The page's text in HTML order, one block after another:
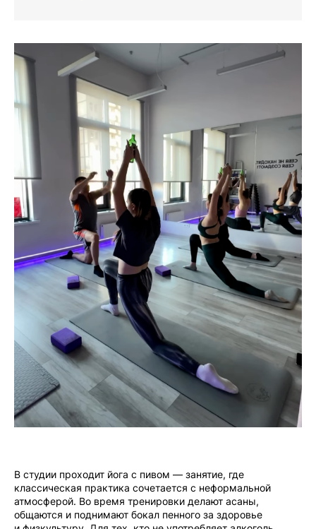
В студии проходит йога с пивом — занятие, где
классическая практика сочетается с неформальной
атмосферой. Во время тренировки делают асаны,
общаются и поднимают бокал пенного за здоровье